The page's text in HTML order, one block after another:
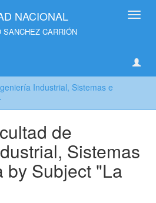
NACIONAL
CARRIÓN
Industrial, Sistemas e
de
Sistemas
by Subject "La